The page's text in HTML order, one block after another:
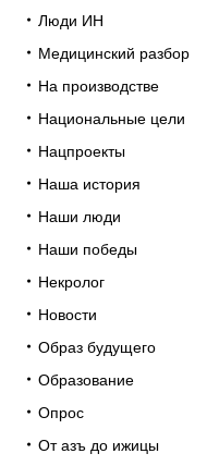
Люди ИН
Медицинский разбор
На производстве
Национальные цели
Нацпроекты
Наша история
Наши люди
Наши победы
Некролог
Новости
Образ будущего
Образование
Опрос
От азъ до ижицы